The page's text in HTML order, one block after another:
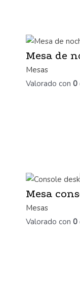
Mesa de
Mesas
Valorado con0
Mesa
Mesas
Valorado con0